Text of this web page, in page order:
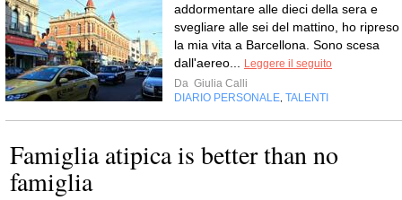
addormentare alle dieci della sera e
svegliare alle sei del mattino, ho ripreso
la mia vita a Barcellona. Sono scesa
dall'aereo... Leggere il seguito
Da Giulia Calli
DIARIO PERSONALE, TALENTI
Famiglia atipica is better than no
famiglia